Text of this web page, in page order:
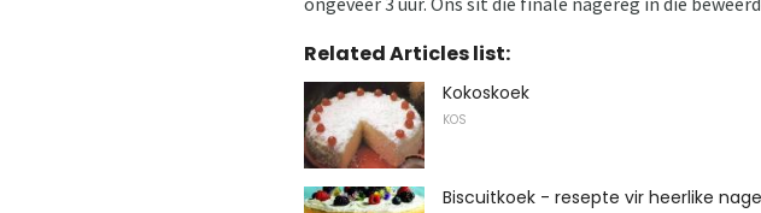
Related Articles list:
Kokoskoek
KOS
Biscuitkoek - resepte vir heerlike